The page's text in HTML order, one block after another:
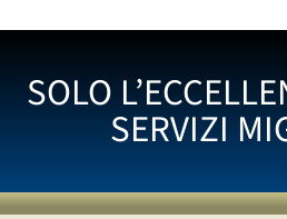
SOLO
SERVIZI